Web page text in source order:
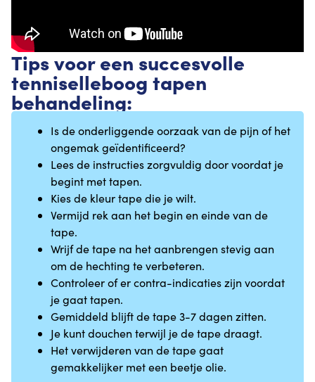
Tips voor een succesvolle
tenniselleboog tapen
behandeling:
Is de onderliggende oorzaak van de pijn of het
ongemak geïdentificeerd?
Lees de instructies zorgvuldig door voordat je
begint met tapen.
Kies de kleur tape die je wilt.
Vermijd rek aan het begin en einde van de
tape.
Wrijf de tape na het aanbrengen stevig aan
om de hechting te verbeteren.
Controleer of er contra-indicaties zijn voordat
je gaat tapen.
Gemiddeld blijft de tape 3-7 dagen zitten.
Je kunt douchen terwijl je de tape draagt.
Het verwijderen van de tape gaat
gemakkelijker met een beetje olie.